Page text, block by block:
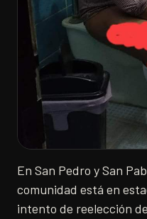
En San Pedro y San
comunidad está en
intento de reelección